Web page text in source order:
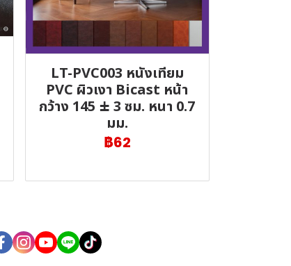
LT-PVC003 หนังเทียม
PVC ผิวเงา Bicast หน้า
กว้าง 145 ± 3 ซม. หนา 0.7
มม.
฿62